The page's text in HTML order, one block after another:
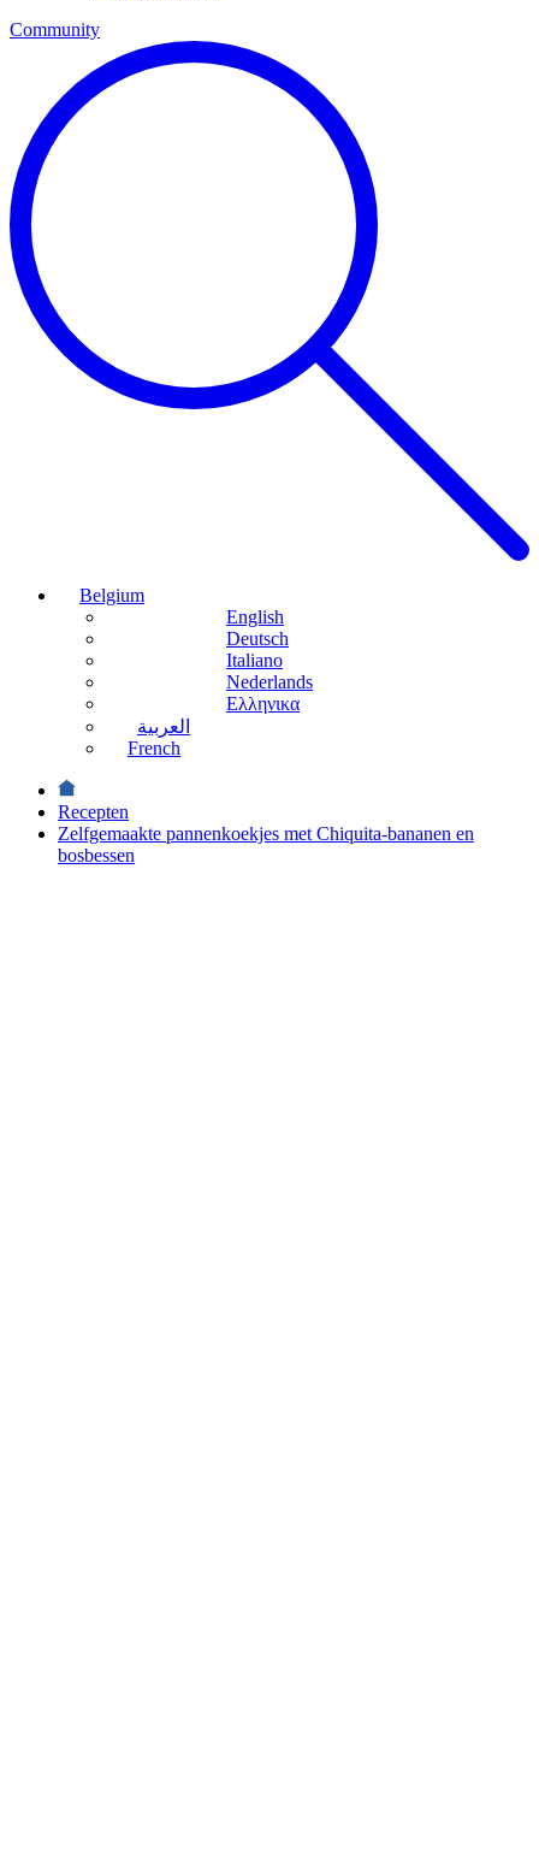
Community
Belgium
English
Deutsch
Italiano
Nederlands
Ελληνικα
العربية
French
Recepten
Zelfgemaakte pannenkoekjes met Chiquita-bananen en
bosbessen